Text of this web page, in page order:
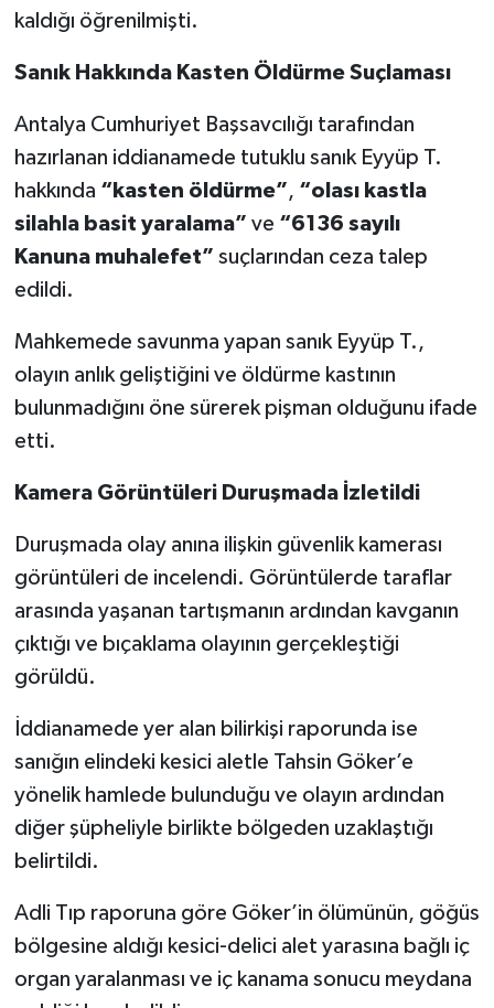
kaldığı öğrenilmişti.
Sanık Hakkında Kasten Öldürme Suçlaması
Antalya Cumhuriyet Başsavcılığı tarafından
hazırlanan iddianamede tutuklu sanık Eyyüp T.
hakkında “kasten öldürme”, “olası kastla
silahla basit yaralama” ve “6136 sayılı
Kanuna muhalefet” suçlarından ceza talep
edildi.
Mahkemede savunma yapan sanık Eyyüp T.,
olayın anlık geliştiğini ve öldürme kastının
bulunmadığını öne sürerek pişman olduğunu ifade
etti.
Kamera Görüntüleri Duruşmada İzletildi
Duruşmada olay anına ilişkin güvenlik kamerası
görüntüleri de incelendi. Görüntülerde taraflar
arasında yaşanan tartışmanın ardından kavganın
çıktığı ve bıçaklama olayının gerçekleştiği
görüldü.
İddianamede yer alan bilirkişi raporunda ise
sanığın elindeki kesici aletle Tahsin Göker’e
yönelik hamlede bulunduğu ve olayın ardından
diğer şüpheliyle birlikte bölgeden uzaklaştığı
belirtildi.
Adli Tıp raporuna göre Göker’in ölümünün, göğüs
bölgesine aldığı kesici-delici alet yarasına bağlı iç
organ yaralanması ve iç kanama sonucu meydana